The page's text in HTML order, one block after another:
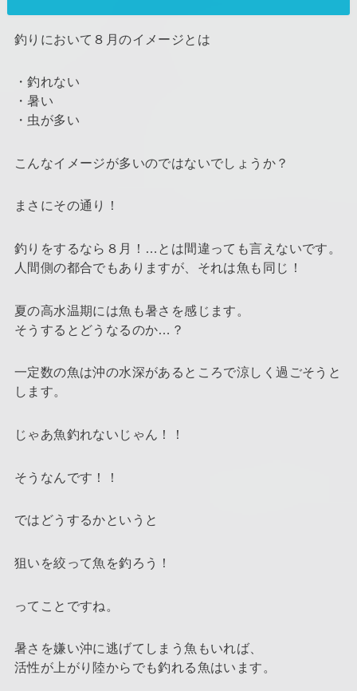
釣りにおいて８月のイメージとは
・釣れない
・暑い
・虫が多い
こんなイメージが多いのではないでしょうか？
まさにその通り！
釣りをするなら８月！…とは間違っても言えないです。
人間側の都合でもありますが、それは魚も同じ！
夏の高水温期には魚も暑さを感じます。
そうするとどうなるのか…？
一定数の魚は沖の水深があるところで涼しく過ごそうと
します。
じゃあ魚釣れないじゃん！！
そうなんです！！
ではどうするかというと
狙いを絞って魚を釣ろう！
ってことですね。
暑さを嫌い沖に逃げてしまう魚もいれば、
活性が上がり陸からでも釣れる魚はいます。